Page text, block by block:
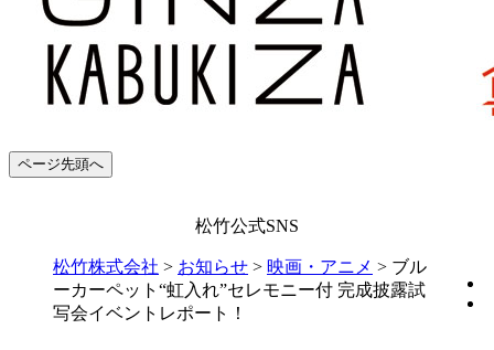
ページ先頭へ
松竹公式SNS
松竹株式会社 > お知らせ > 映画・アニメ > ブル
ーカーペット“虹入れ”セレモニー付 完成披露試
写会イベントレポート！